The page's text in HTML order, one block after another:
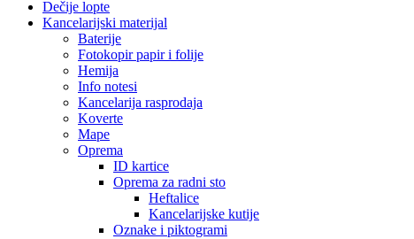
Dečije lopte
Kancelarijski materijal
Baterije
Fotokopir papir i folije
Hemija
Info notesi
Kancelarija rasprodaja
Koverte
Mape
Oprema
ID kartice
Oprema za radni sto
Heftalice
Kancelarijske kutije
Oznake i piktogrami